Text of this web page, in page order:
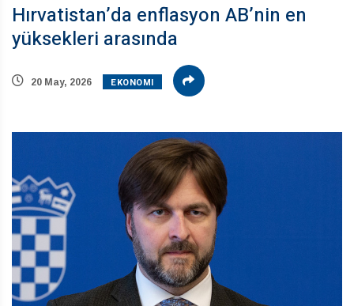
Hırvatistan’da enflasyon AB’nin en
yüksekleri arasında
20 May, 2026 EKONOMI